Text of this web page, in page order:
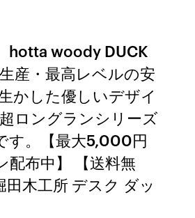
hotta woody DUCK
産・最高レベルの安
かした優しいデザイ
ロングランシリーズ
す。【最大5,000円
配布中】 【送料無
木工所 デスク ダッ